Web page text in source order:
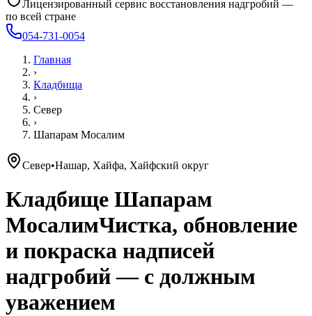
Лицензированный сервис восстановления надгробий —
по всей стране
054-731-0054
Главная
›
Кладбища
›
Север
›
Шапарам Мосалим
Север•Нашар, Хайфа, Хайфский округ
Кладбище Шапарам
МосалимЧистка, обновление
и покраска надписей
надгробий — с должным
уважением